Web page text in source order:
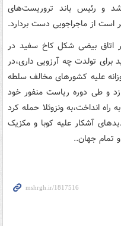
و رئیس باند تروریست‌های
است از ماجراجویی دست بردارد.
اتاق بیضی شکل کاخ سفید در
برای تولدت چه آرزویی داری،در
علیه کشورهای مخالف سلطه
و طی دوره ریاست منفور خود
انداخت،به ونزوئلا حمله کرد
آشکار علیه کوبا و مکزیک
و تمام جهان..